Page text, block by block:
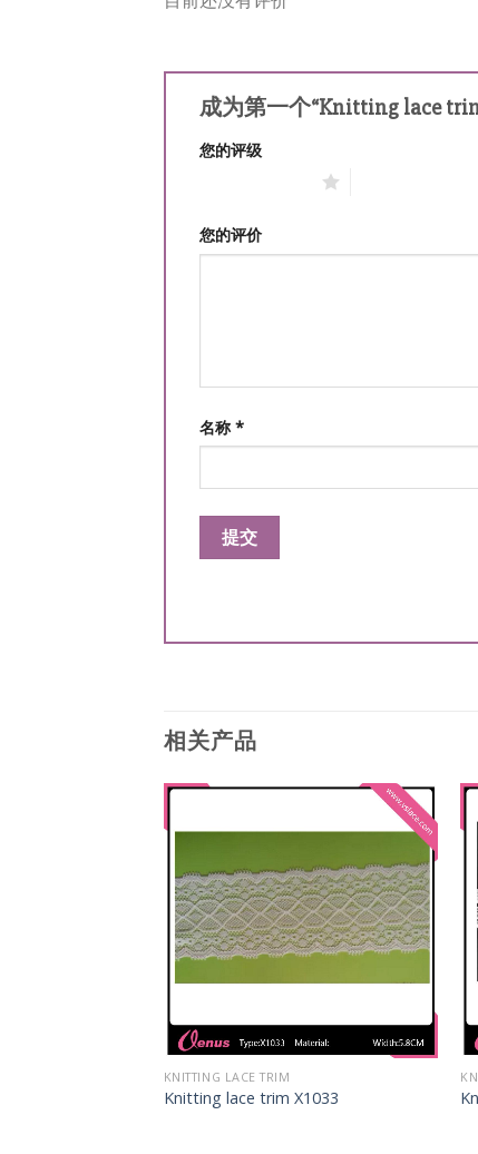
成为第一个“Knitting lace
您的评级
您的评价
名称*
相关产品
KNITTING LACE TRIM
Knitting lace trim X1033